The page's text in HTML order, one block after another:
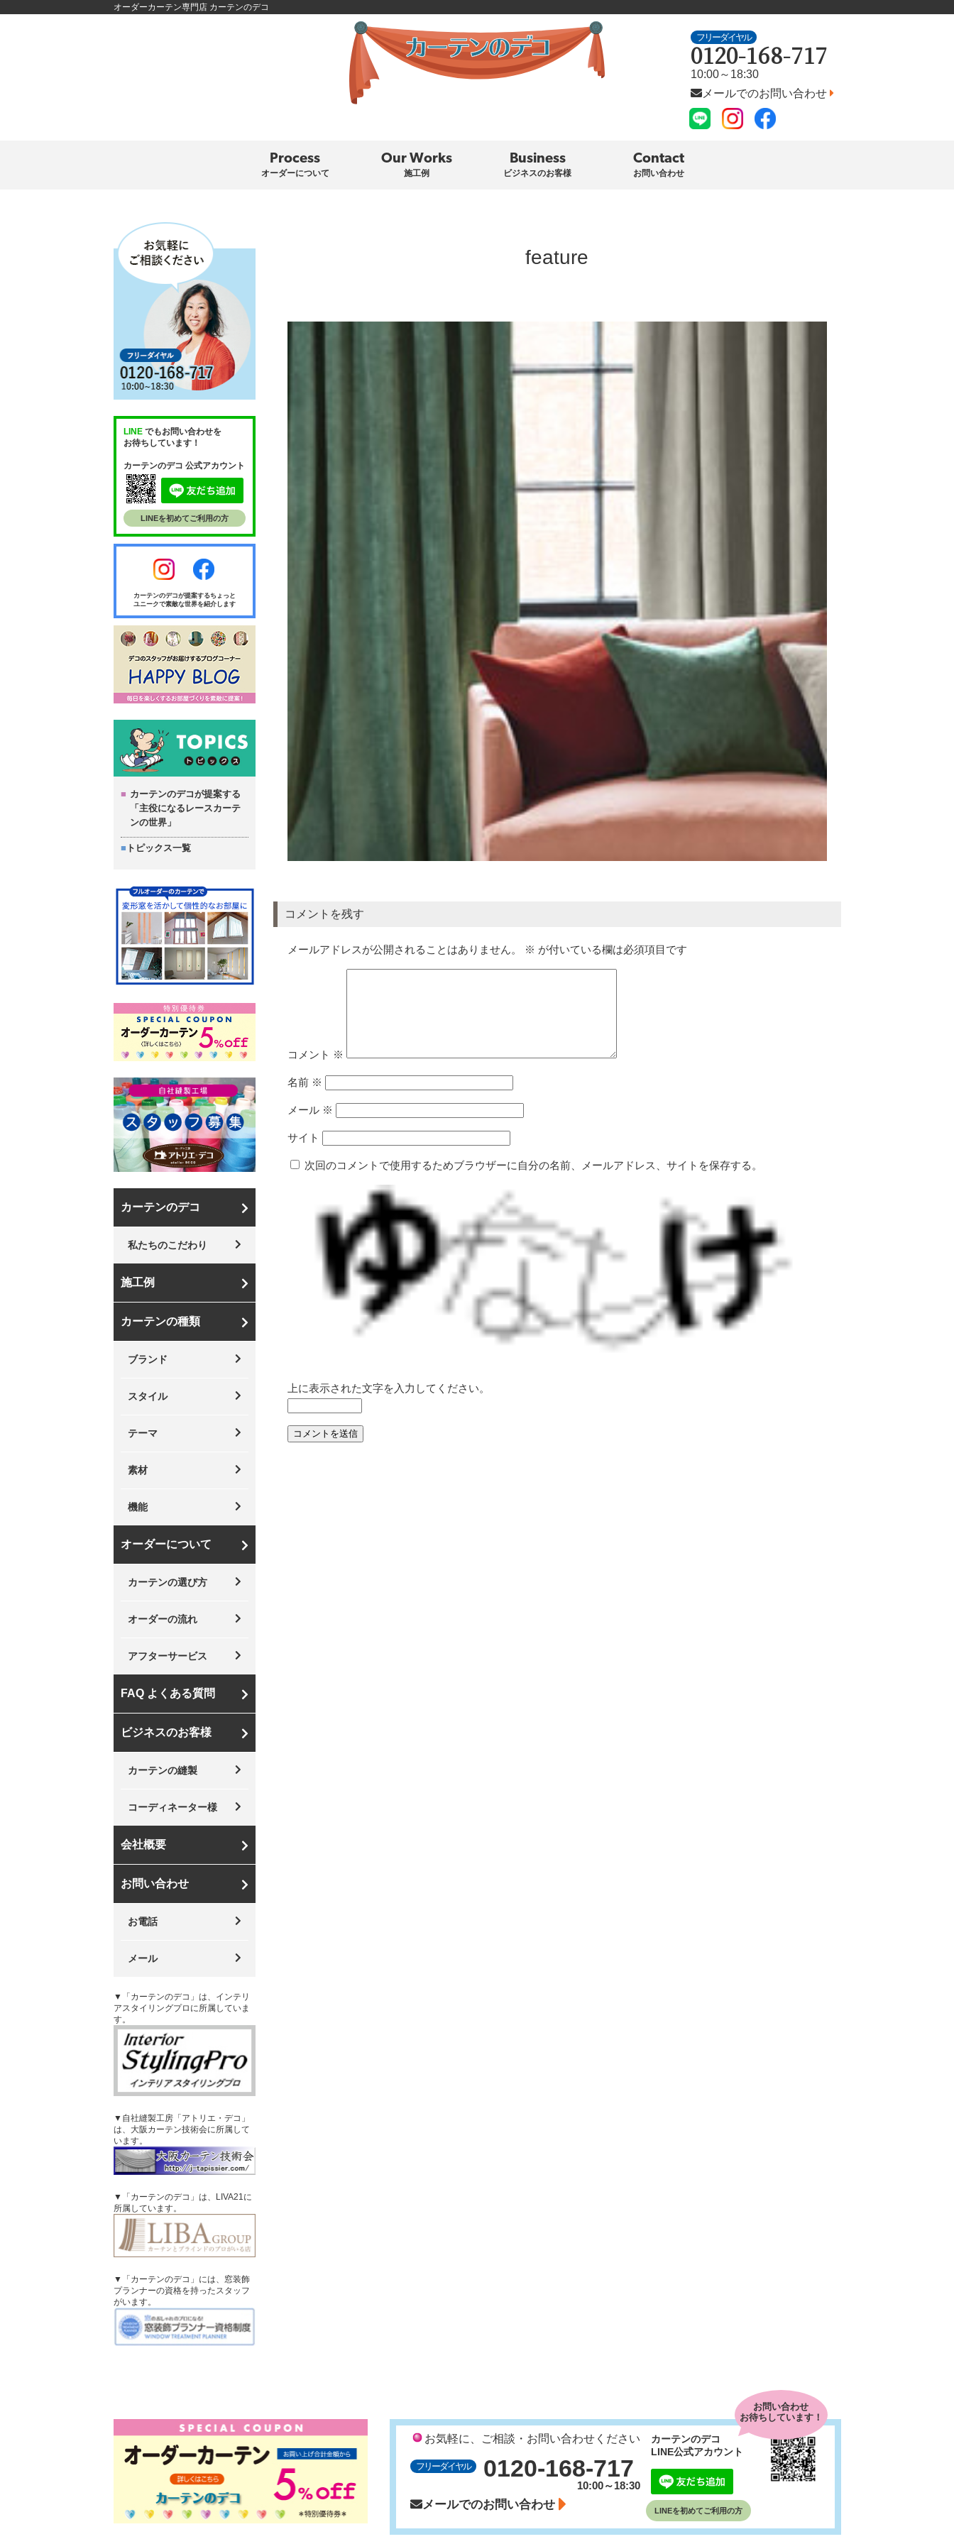
オーダーカーテン専門店 カーテンのデコ
フリーダイヤル
0120-168-717
10:00～18:30
メールでのお問い合わせ
Process
オーダーについて
Our Works
施工例
Business
ビジネスのお客様
Contact
お問い合わせ
feature
コメントを残す
メールアドレスが公開されることはありません。 ※ が付いている欄は必須項目です
コメント ※
名前 ※
メール ※
サイト
次回のコメントで使用するためブラウザーに自分の名前、メールアドレス、サイトを保存する。
上に表示された文字を入力してください。
LINEでもお問い合わせを
お待ちしています！
カーテンのデコ 公式アカウント
LINEを初めてご利用の方
カーテンのデコが提案するちょっと
ユニークで素敵な世界を紹介します
カーテンのデコが提案する
「主役になるレースカーテ
ンの世界」
トピックス一覧
カーテンのデコ
私たちのこだわり
施工例
カーテンの種類
ブランド
スタイル
テーマ
素材
機能
オーダーについて
カーテンの選び方
オーダーの流れ
アフターサービス
FAQ よくある質問
ビジネスのお客様
カーテンの縫製
コーディネーター様
会社概要
お問い合わせ
お電話
メール
▼「カーテンのデコ」は、インテリ
アスタイリングプロに所属していま
す。
▼自社縫製工房「アトリエ・デコ」
は、大阪カーテン技術会に所属して
います。
▼「カーテンのデコ」は、LIVA21に
所属しています。
▼「カーテンのデコ」には、窓装飾
プランナーの資格を持ったスタッフ
がいます。
お問い合わせ
お待ちしています！
お気軽に、ご相談・お問い合わせください
フリーダイヤル 0120-168-717
10:00～18:30
メールでのお問い合わせ
カーテンのデコ
LINE公式アカウント
LINEを初めてご利用の方